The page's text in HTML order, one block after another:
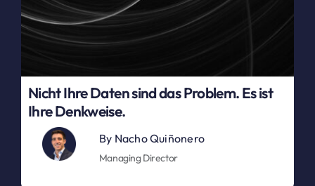
Nicht Ihre Daten sind das Problem. Es ist
Ihre Denkweise.
By Nacho Quiñonero
Managing Director